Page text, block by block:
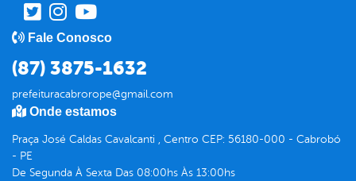
Fale Conosco
(87) 3875-1632
prefeituracabrorope@gmail.com
Onde estamos
Praça José Caldas Cavalcanti , Centro CEP: 56180-000 - Cabrobó
- PE
De Segunda À Sexta Das 08:00hs Às 13:00hs